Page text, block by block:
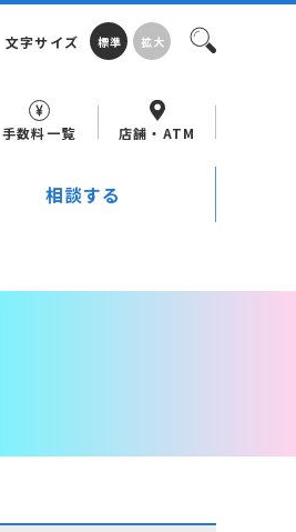
文字サイズ 標準 拡大
相談する
手数料一覧 店舗・ATM